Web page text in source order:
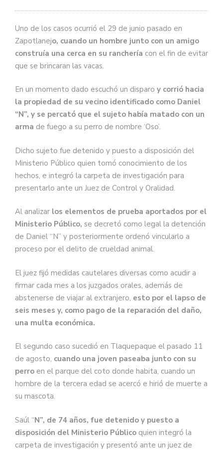
Uno de los casos ocurrió el 29 de junio pasado en
Zapotlanejo, cuando un hombre junto con un amigo
construía una cerca en su ranchería con el fin de evitar
que se brincaran las vacas.
En un momento dado escuchó un disparo y corrió hacia
la propiedad de su vecino identificado como Daniel
“N”, y se percató que el sujeto había matado con un
arma de fuego a su perro de nombre ‘Oso’.
Dicho sujeto fue detenido y puesto a disposición del
Ministerio Público quien tomó conocimiento de los
hechos, e integró la carpeta de investigación para
presentarlo ante un Juez de Control y Oralidad.
Al analizar los elementos de prueba aportados por el
Ministerio Público, se decretó como legal la detención
de Daniel “N” y posteriormente ordenó vincularlo a
proceso por el delito de crueldad animal.
El juez fijó medidas cautelares diversas como acudir a
firmar cada mes a los juzgados orales, además de
abstenerse de viajar al extranjero, esto por el lapso de
seis meses y, como pago de la reparación del daño,
una multa económica.
El segundo caso sucedió en Tlaquepaque el pasado 11
de agosto, cuando una joven paseaba junto con su
perro en el parque del coto donde habita, cuando un
hombre de la tercera edad se acercó e hirió de muerte a
su mascota.
Saúl “N”, de 74 años, fue detenido y puesto a
disposición del Ministerio Público quien integró la
carpeta de investigación y presentó ante un juez de